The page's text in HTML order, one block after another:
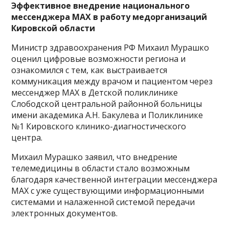
Эффективное внедрение национального
мессенджера MAX в работу медорганизаций
Кировской области
Министр здравоохранения РФ Михаил Мурашко
оценил цифровые возможности региона и
ознакомился с тем, как выстраивается
коммуникация между врачом и пациентом через
мессенджер MAX в Детской поликлинике
Слободской центральной районной больницы
имени академика А.Н. Бакулева и Поликлинике
№1 Кировского клинико-диагностического
центра.
Михаил Мурашко заявил, что внедрение
телемедицины в области стало возможным
благодаря качественной интеграции мессенджера
MAX с уже существующими информационными
системами и налаженной системой передачи
электронных документов.